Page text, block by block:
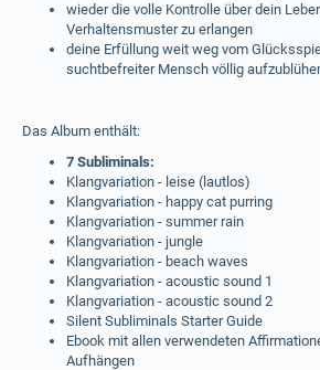
wieder die volle Kontrolle über dein
Verhaltensmuster zu erlangen
deine Erfüllung weit weg vom
suchtbefreiter Mensch völlig
Das Album enthält:
7 Subliminals:
Klangvariation - leise (lautlos)
Klangvariation - happy cat purring
Klangvariation - summer rain
Klangvariation - jungle
Klangvariation - beach waves
Klangvariation - acoustic sound 1
Klangvariation - acoustic sound 2
Silent Subliminals Starter Guide
Ebook mit allen verwendeten
Aufhängen